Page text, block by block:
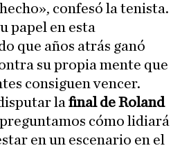
confesó la tenista.
papel en esta
que años atrás ganó
su propia mente que
consiguen vencer.
la final de Roland
cómo lidiará
en un escenario en el